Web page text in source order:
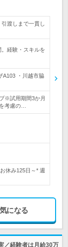
渡しまで一貫し
経験・スキルを
A103 ・川越市脇
※試用期間3か月
考慮の…
休み125日～* 週
気になる
／経験者は月給30万